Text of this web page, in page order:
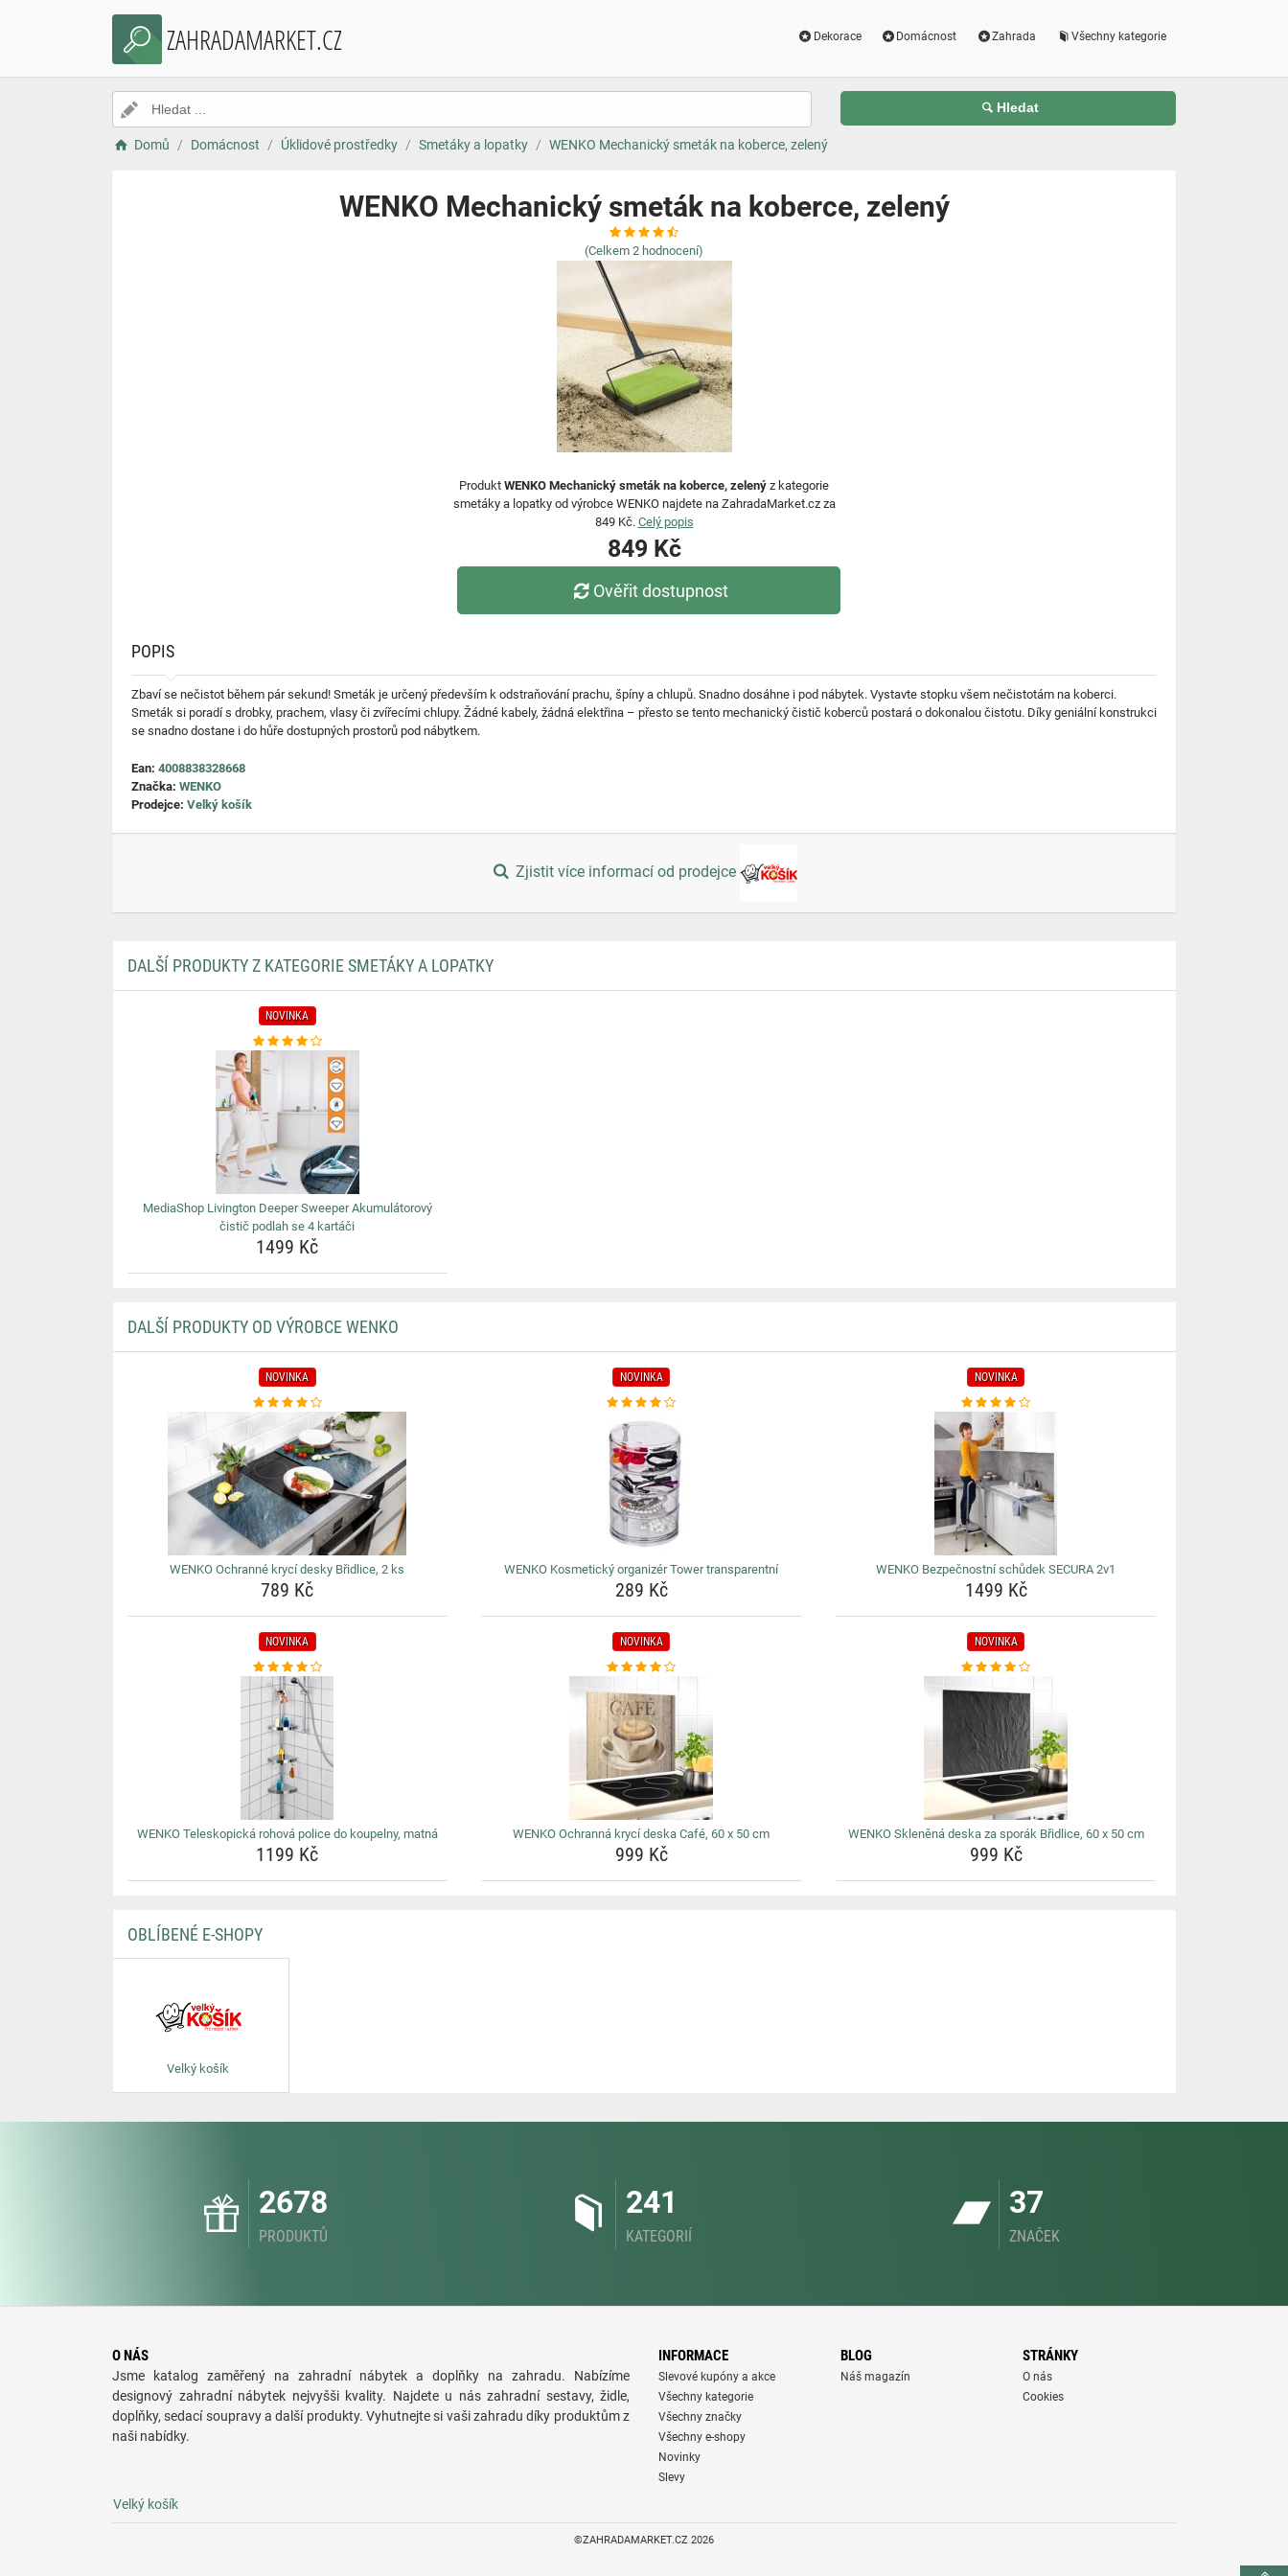
ZAHRADAMARKET.CZ Dekorace Domácnost Zahrada Všechny kategorie
Hledat
Domů Domácnost Úklidové prostředky Smetáky a lopatky WENKO Mechanický smeták na koberce, zelený
WENKO Mechanický smeták na koberce, zelený
(Celkem 2 hodnocení)
Produkt WENKO Mechanický smeták na koberce, zelený z kategorie
smetáky a lopatky od výrobce WENKO najdete na ZahradaMarket.cz za
849 Kč. Celý popis
849 Kč
Ověřit dostupnost
POPIS
Zbaví se nečistot během pár sekund! Smeták je určený především k odstraňování prachu, špíny a chlupů. Snadno dosáhne i pod nábytek. Vystavte stopku všem nečistotám na koberci.
Smeták si poradí s drobky, prachem, vlasy či zvířecími chlupy. Žádné kabely, žádná elektřina – přesto se tento mechanický čistič koberců postará o dokonalou čistotu. Díky geniální konstrukci
se snadno dostane i do hůře dostupných prostorů pod nábytkem.
Ean: 4008838328668
Značka: WENKO
Prodejce: Velký košík
Zjistit více informací od prodejce
DALŠÍ PRODUKTY Z KATEGORIE SMETÁKY A LOPATKY
NOVINKA
MediaShop Livington Deeper Sweeper Akumulátorový
čistič podlah se 4 kartáči
1499 Kč
DALŠÍ PRODUKTY OD VÝROBCE WENKO
NOVINKA
WENKO Ochranné krycí desky Břidlice, 2 ks
789 Kč
NOVINKA
WENKO Kosmetický organizér Tower transparentní
289 Kč
NOVINKA
WENKO Bezpečnostní schůdek SECURA 2v1
1499 Kč
NOVINKA
WENKO Teleskopická rohová police do koupelny, matná
1199 Kč
NOVINKA
WENKO Ochranná krycí deska Café, 60 x 50 cm
999 Kč
NOVINKA
WENKO Skleněná deska za sporák Břidlice, 60 x 50 cm
999 Kč
OBLÍBENÉ E-SHOPY
Velký košík
2678
PRODUKTŮ
241
KATEGORIÍ
37
ZNAČEK
O NÁS
Jsme katalog zaměřený na zahradní nábytek a doplňky na zahradu. Nabízíme
designový zahradní nábytek nejvyšši kvality. Najdete u nás zahradní sestavy, židle,
doplňky, sedací soupravy a další produkty. Vyhutnejte si vaši zahradu díky produktům z
naši nabídky.
INFORMACE
Slevové kupóny a akce
Všechny kategorie
Všechny značky
Všechny e-shopy
Novinky
Slevy
BLOG
Náš magazín
STRÁNKY
O nás
Cookies
Velký košík
©ZAHRADAMARKET.CZ 2026